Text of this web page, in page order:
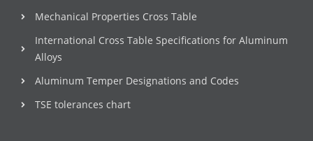
Mechanical Properties Cross Table
International Cross Table Specifications for Aluminum
Alloys
Aluminum Temper Designations and Codes
TSE tolerances chart